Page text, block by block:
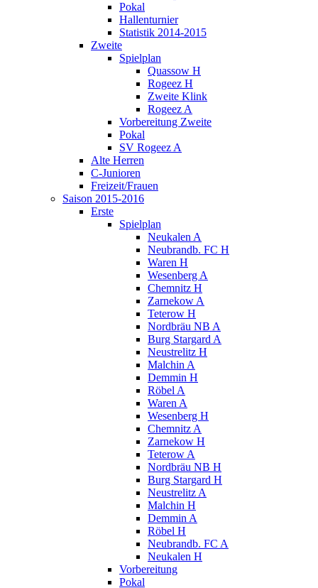
Pokal
Hallenturnier
Statistik 2014-2015
Zweite
Spielplan
Quassow H
Rogeez H
Zweite Klink
Rogeez A
Vorbereitung Zweite
Pokal
SV Rogeez A
Alte Herren
C-Junioren
Freizeit/Frauen
Saison 2015-2016
Erste
Spielplan
Neukalen A
Neubrandb. FC H
Waren H
Wesenberg A
Chemnitz H
Zarnekow A
Teterow H
Nordbräu NB A
Burg Stargard A
Neustrelitz H
Malchin A
Demmin H
Röbel A
Waren A
Wesenberg H
Chemnitz A
Zarnekow H
Teterow A
Nordbräu NB H
Burg Stargard H
Neustrelitz A
Malchin H
Demmin A
Röbel H
Neubrandb. FC A
Neukalen H
Vorbereitung
Pokal